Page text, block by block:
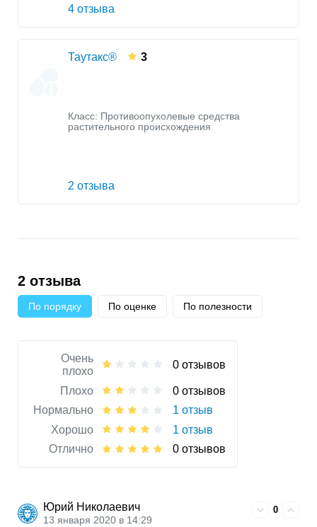
4 отзыва
Таутакс® 3
Класс: Противоопухолевые средства
растительного происхождения
2 отзыва
2 отзыва
По порядку По оценке По полезности
Очень
плохо
0 отзывов
Плохо
0 отзывов
Нормально
1 отзыв
Хорошо
1 отзыв
Отлично
0 отзывов
Юрий Николаевич
13 января 2020 в 14:29
0